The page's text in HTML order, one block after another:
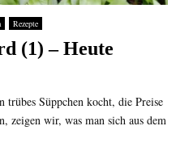
Rezepte
(1) – Heute
Süppchen kocht, die Preise
zeigen wir, was man sich aus dem